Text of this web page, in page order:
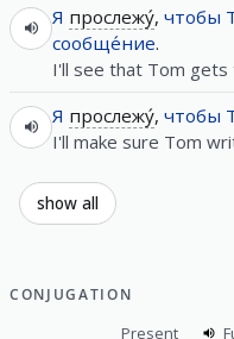
Я прослежу́, чтобы
сообще́ние.
I'll see that Tom gets
Я прослежу́, чтобы
I'll make sure Tom
show all
CONJUGATION
Present